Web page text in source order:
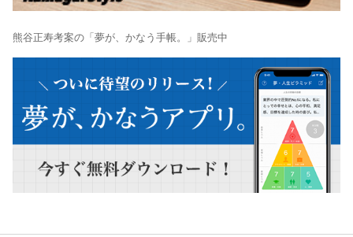
熊谷正寿考案の「夢が、かなう手帳。」販売中